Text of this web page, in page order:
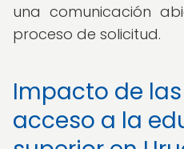
una comunicación
proceso de solicitud.
Impacto de
acceso a la